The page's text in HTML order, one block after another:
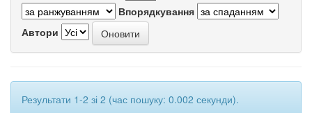
Впорядкування
Автори
Результати 1-2 зі 2 (час пошуку: 0.002 секунди).